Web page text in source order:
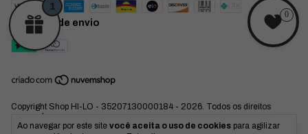
Ao navegar por este site você aceita o uso de cookies para agilizar
Métodos de envio
Copyright Shop HI-LO - 35207130000184 - 2026. Todos os direitos
reservados.
1
0